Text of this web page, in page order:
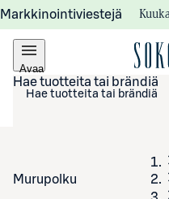
Markkinointiviestejä
Avaa
valikko
Hae tuotteita tai brändiä
Murupolku